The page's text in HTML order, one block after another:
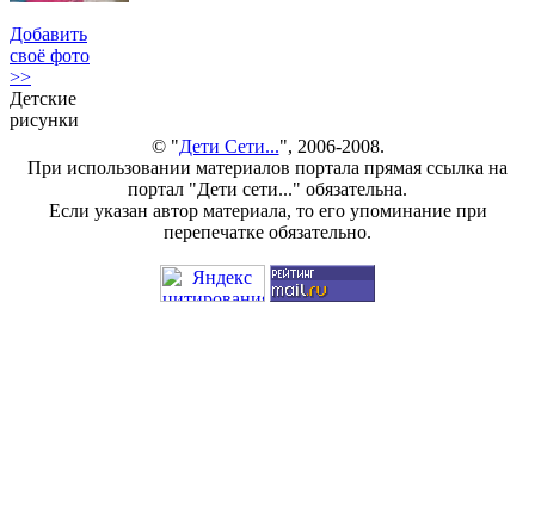
Добавить
своё фото
>>
Детские
рисунки
© "Дети Сети...", 2006-2008.
При использовании материалов портала прямая ссылка на
портал "Дети сети..." обязательна.
Если указан автор материала, то его упоминание при
перепечатке обязательно.